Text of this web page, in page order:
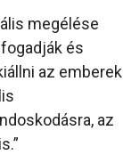
megélése
és
az emberek
az